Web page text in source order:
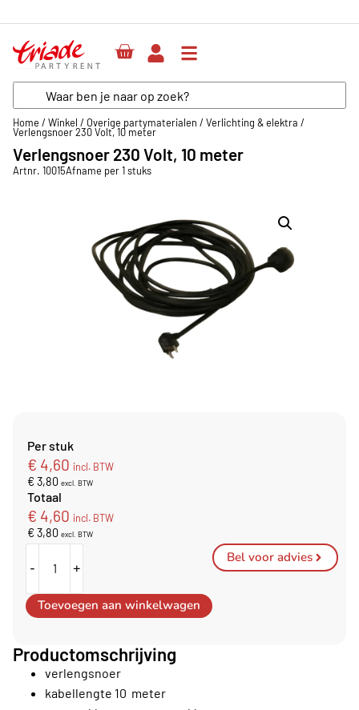
Home / Winkel / Overige partymaterialen / Verlichting & elektra /
Verlengsnoer 230 Volt, 10 meter
Verlengsnoer 230 Volt, 10 meter
Artnr. 10015Afname per 1 stuks
Per stuk
€ 4,60 incl. BTW
€ 3,80 excl. BTW
Totaal
€ 4,60 incl. BTW
€ 3,80 excl. BTW
- +
Toevoegen aan winkelwagen
Bel voor advies
Productomschrijving
verlengsnoer
kabellengte 10 meter